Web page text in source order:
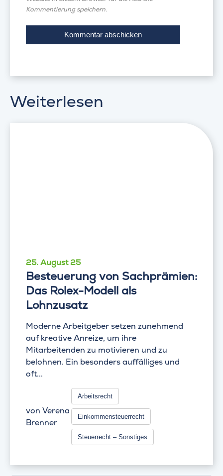
Kommentierung speichern.
Weiterlesen
25. August 25
Besteuerung von Sachprämien:
Das Rolex-Modell als
Lohnzusatz
Moderne Arbeitgeber setzen zunehmend
auf kreative Anreize, um ihre
Mitarbeitenden zu motivieren und zu
belohnen. Ein besonders auffälliges und
oft...
von Verena
Brenner
Arbeitsrecht
Einkommensteuerrecht
Steuerrecht – Sonstiges